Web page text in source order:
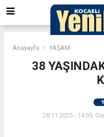
Anasayfa YAŞAM
38
28.11.2025 - 14:05,